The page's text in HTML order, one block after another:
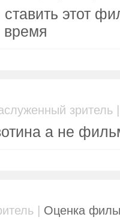
этот
время
зритель
а не
| Оценка